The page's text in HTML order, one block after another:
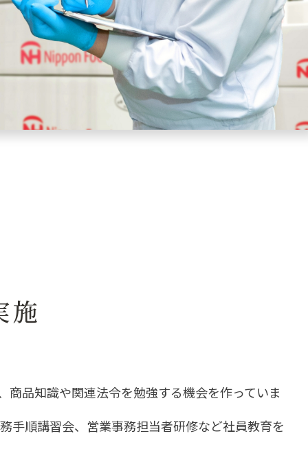
施
商品知識や関連法令を勉強する機会を作っていま
手順講習会、営業事務担当者研修など社員教育を